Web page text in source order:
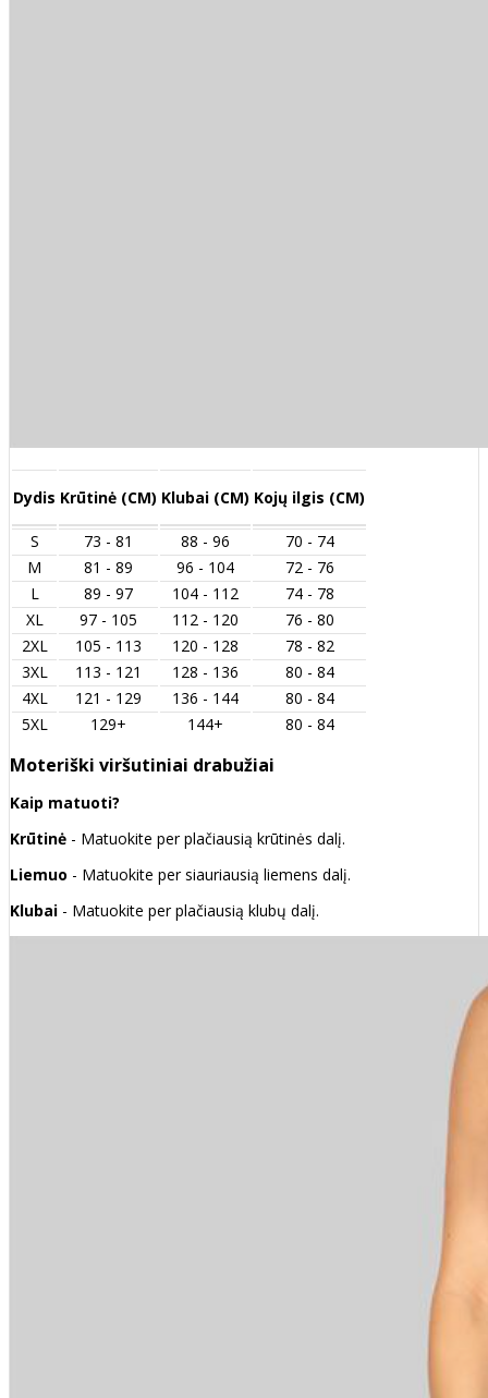
Dydis Krūtinė (CM) Klubai (CM) Kojų ilgis (CM)
S 73 - 81 88 - 96
70 - 74
M
81 - 89 96 - 104
72 - 76
L
89 - 97 104 - 112
74 - 78
XL
97 - 105 112 - 120
76 - 80
2XL
105 - 113 120 - 128
78 - 82
3XL
113 - 121 128 - 136
80 - 84
4XL
121 - 129 136 - 144
80 - 84
5XL
129+ 144+ 80 - 84
Moteriški viršutiniai drabužiai
Kaip matuoti?
Krūtinė - Matuokite per plačiausią krūtinės dalį.
Liemuo - Matuokite per siauriausią liemens dalį.
Klubai - Matuokite per plačiausią klubų dalį.